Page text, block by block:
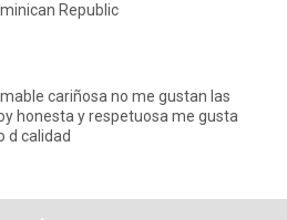
Republic
cariñosa no me gustan las
honesta y respetuosa me gusta
d calidad